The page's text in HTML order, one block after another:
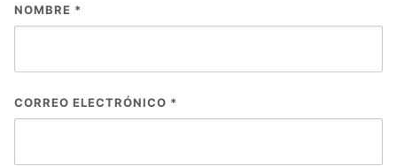
NOMBRE *
CORREO ELECTRÓNICO *